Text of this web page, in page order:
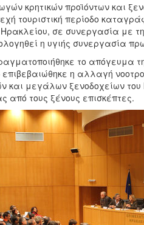
κρητικών προϊόντων και
τουριστική περίοδο
σε συνεργασία με
η υγιής συνεργασία
το απόγευμα
επιβεβαιώθηκε η αλλαγή
και μεγάλων ξενοδοχείων
από τους ξένους επισκέπτες.